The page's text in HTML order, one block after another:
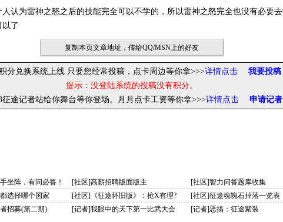
为雷神之怒之后的技能完全可以不学的，所以雷神之怒完全也没有必要去
以了
复制本页文章地址，传给QQ/MSN上的好友
分兑换系统上线 只要您经常投稿，点卡周边等你拿>>>详情点击
我要投稿
提示：没登陆系统的投稿没有积分。
征途记者站给你舞台等你登场。月月点卡工资等你拿>>>详情点击 申请记者
坐阵，有问必答！ [社区]高薪招聘版面版主
[社区]智力问答题库收集
选择哪个国家
[社区]《征途怀旧版》：抢X有理?
[社区]征途魂魄石掉落一览表
招募(第二期)
[记者]我眼中的天下第一比武大会 [记者]恶搞：征途紫装